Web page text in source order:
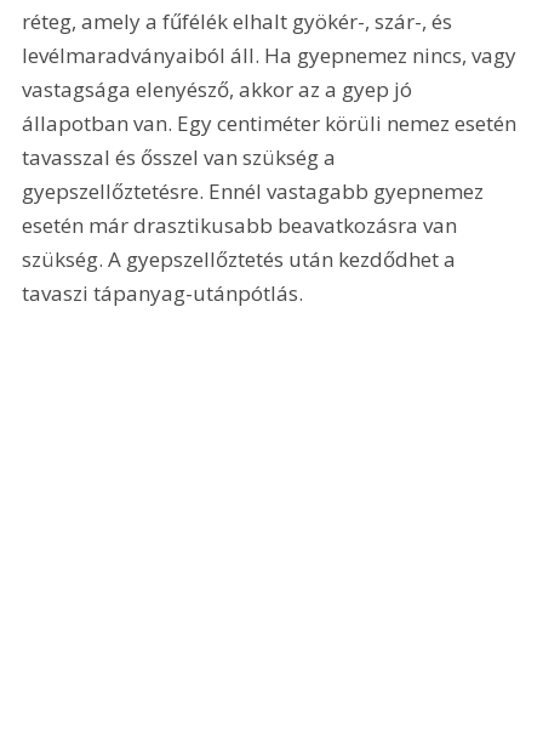
réteg, amely a fűfélék elhalt gyökér-, szár-, és
levélmaradványaiból áll. Ha gyepnemez nincs, vagy
vastagsága elenyésző, akkor az a gyep jó
állapotban van. Egy centiméter körüli nemez esetén
tavasszal és ősszel van szükség a
gyepszellőztetésre. Ennél vastagabb gyepnemez
esetén már drasztikusabb beavatkozásra van
szükség. A gyepszellőztetés után kezdődhet a
tavaszi tápanyag-utánpótlás.